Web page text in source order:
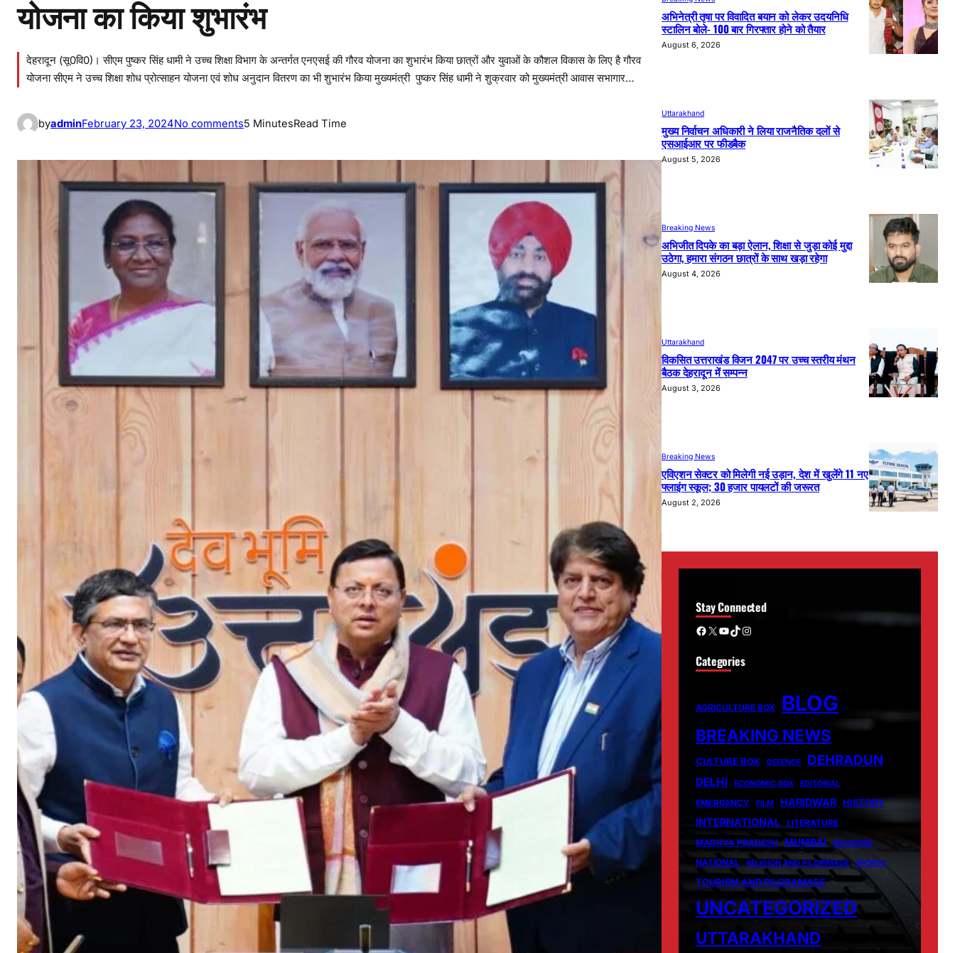
योजना का किया शुभारंभ
देहरादून (सू0वि0)। सीएम पुष्कर सिंह धामी ने उच्च शिक्षा विभाग के अन्तर्गत एनएसई की गौरव योजना का शुभारंभ किया छात्रों और युवाओं के कौशल विकास के लिए है गौरव
योजना सीएम ने उच्च शिक्षा शोध प्रोत्साहन योजना एवं शोध अनुदान वितरण का भी शुभारंभ किया मुख्यमंत्री पुष्कर सिंह धामी ने शुक्रवार को मुख्यमंत्री आवास सभागार…
byadminFebruary 23, 2024No commentso
सी
के
स
ई
की
र
व
यो
ज
ना
का
कि
या
भा
रं
भ
5 MinutesRead Time
अभिनेत्री तृषा पर विवादित बयान को लेकर उदयनिधि
स्टालिन बोले- 100 बार गिरफ्तार होने को तैयार
August 6, 2026
Uttarakhand
मुख्य निर्वाचन अधिकारी ने लिया राजनैतिक दलों से
एसआईआर पर फीडबैक
August 5, 2026
Breaking News
अभिजीत दिपके का बड़ा ऐलान, शिक्षा से जुड़ा कोई मुद्दा
उठेगा, हमारा संगठन छात्रों के साथ खड़ा रहेगा
August 4, 2026
Uttarakhand
विकसित उत्तराखंड विजन 2047 पर उच्च स्तरीय मंथन
बैठक देहरादून में सम्पन्न
August 3, 2026
Breaking News
एविएशन सेक्टर को मिलेगी नई उड़ान, देश में खुलेंगे 11 नए
फ्लाइंग स्कूल; 30 हजार पायलटों की जरूरत
August 2, 2026
Stay Connected
Facebook X YouTube TikTok Instagram
Categories
AGRICULTURE BOX BLOG
BREAKING NEWS
CULTURE BOX DEFENCE DEHRADUN
DELHI ECONOMIC BOX EDITORIAL
EMERGENCY FILM HARIDWAR HISTORY
INTERNATIONAL
LITERATURE
MADHYA PRADESH MUMBAI MUSSORIE
NATIONAL RELIGION AND PILGRIMAGE SPORTS
TOURISM AND PILGRAMAGE
UNCATEGORIZED
UTTARAKHAND